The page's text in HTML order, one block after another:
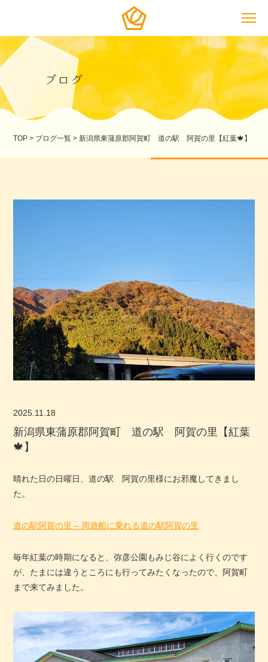
ブログ
TOP > ブログ一覧 >新潟県東蒲原郡阿賀町 道の駅 阿賀の里【紅葉🍁】
2025.11.18
新潟県東蒲原郡阿賀町 道の駅 阿賀の里【紅葉
🍁】
晴れた日の日曜日、道の駅 阿賀の里様にお邪魔してきまし
た。
道の駅阿賀の里 – 周遊船に乗れる道の駅阿賀の里
毎年紅葉の時期になると、弥彦公園もみじ谷によく行くのです
が、たまには違うところにも行ってみたくなったので、阿賀町
まで来てみました。